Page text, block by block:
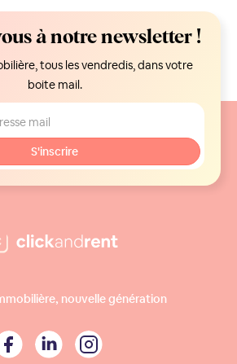
à notre newsletter !
tous les vendredis, dans votre
boite mail.
nouvelle génération